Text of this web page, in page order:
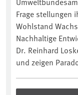
Frage stellungen
Wohlstand
Nachhaltige
Dr. Reinhard
und zeigen